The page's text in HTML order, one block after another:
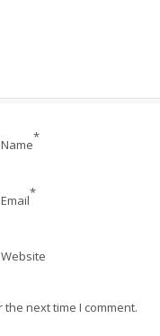
Name*
Email*
Website
next time I comment.